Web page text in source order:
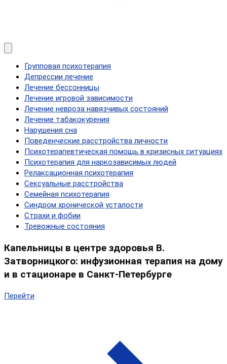
Групповая психотерапия
Депрессии лечение
Лечение бессонницы
Лечение игровой зависимости
Лечение невроза навязчивых состояний
Лечение табакокурения
Нарушения сна
Поведенческие расстройства личности
Психотерапевтическая помощь в кризисных ситуациях
Психотерапия для наркозависимых людей
Релаксационная психотерапия
Сексуальные расстройства
Семейная психотерапия
Синдром хронической усталости
Страхи и фобии
Тревожные состояния
Капельницы в центре здоровья В.
Затворницкого: инфузионная терапия на дому
и в стационаре в Санкт-Петербурге
Перейти